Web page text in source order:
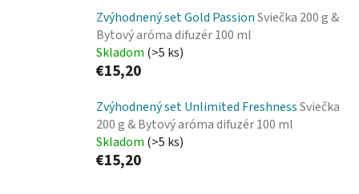
Zvýhodnený set Gold PassionSviečka 200 g &
Bytový aróma difuzér 100 ml
Skladom (>5 ks)
€15,20
Zvýhodnený set Unlimited FreshnessSviečka
200 g & Bytový aróma difuzér 100 ml
Skladom (>5 ks)
€15,20